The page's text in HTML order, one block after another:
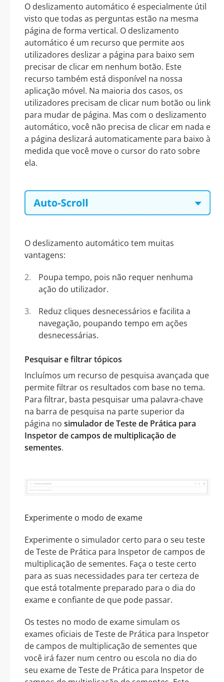
O deslizamento automático é especialmente útil
visto que todas as perguntas estão na mesma
página de forma vertical. O deslizamento
automático é um recurso que permite aos
utilizadores deslizar a página para baixo sem
precisar de clicar em nenhum botão. Este
recurso também está disponível na nossa
aplicação móvel. Na maioria dos casos, os
utilizadores precisam de clicar num botão ou link
para mudar de página. Mas com o deslizamento
automático, você não precisa de clicar em nada e
a página deslizará automaticamente para baixo à
medida que você move o cursor do rato sobre
ela.
O deslizamento automático tem muitas
vantagens:
Poupa tempo, pois não requer nenhuma
ação do utilizador.
Reduz cliques desnecessários e facilita a
navegação, poupando tempo em ações
desnecessárias.
Pesquisar e filtrar tópicos
Incluímos um recurso de pesquisa avançada que
permite filtrar os resultados com base no tema.
Para filtrar, basta pesquisar uma palavra-chave
na barra de pesquisa na parte superior da
página no simulador de Teste de Prática para
Inspetor de campos de multiplicação de
sementes.
Experimente o modo de exame
Experimente o simulador certo para o seu teste
de Teste de Prática para Inspetor de campos de
multiplicação de sementes. Faça o teste certo
para as suas necessidades para ter certeza de
que está totalmente preparado para o dia do
exame e confiante de que pode passar.
Os testes no modo de exame simulam os
exames oficiais de Teste de Prática para Inspetor
de campos de multiplicação de sementes que
você irá fazer num centro ou escola no dia do
seu exame de Teste de Prática para Inspetor de